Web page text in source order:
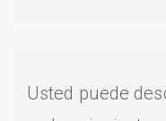
Usted puede